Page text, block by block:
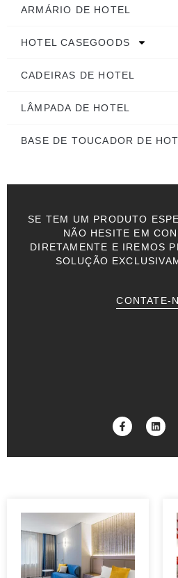
ARMÁRIO DE HOTEL
HOTEL CASEGOODS
CADEIRAS DE HOTEL
LÂMPADA DE HOTEL
BASE DE TOUCADOR DE
SE TEM UM PRODUTO
NÃO HESITE EM
DIRETAMENTE E IREMOS
SOLUÇÃO
CONTATE-